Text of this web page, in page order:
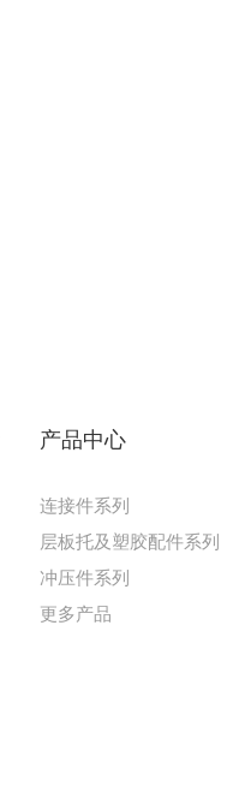
产品中心
连接件系列
层板托及塑胶配件系列
冲压件系列
更多产品